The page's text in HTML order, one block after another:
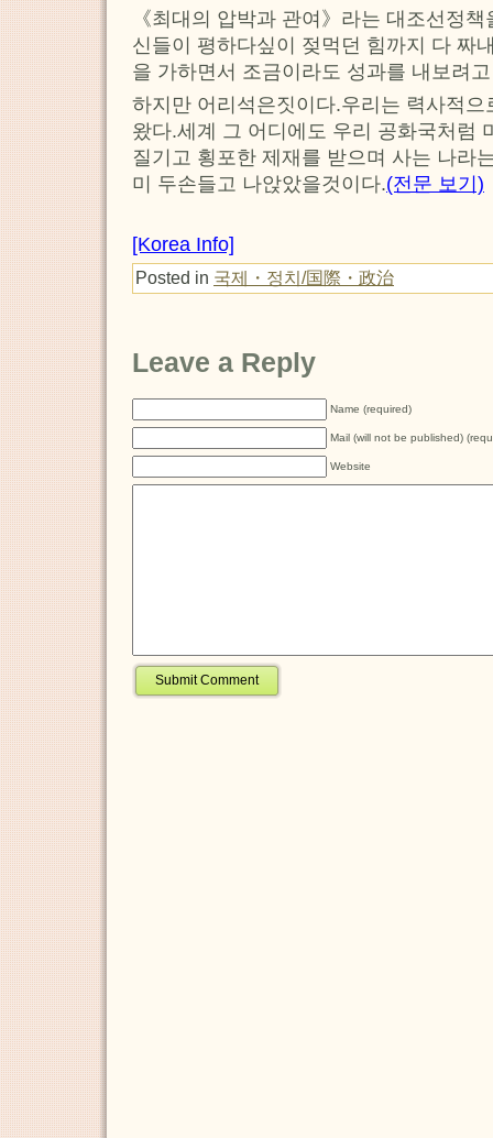
《최대의 압박과 관여》라는 대조선정
신들이 평하다싶이 젖먹던 힘까지 다 짜
을 가하면서 조금이라도 성과를 내보려
하지만 어리석은짓이다.우리는 력사적
왔다.세계 그 어디에도 우리 공화국처럼
질기고 횡포한 제재를 받으며 사는 나라
미 두손들고 나앉았을것이다.(전문 보기)
[Korea Info]
Posted in 국제・정치/国際・政治
Leave a Reply
Name (required)
Mail (will not be published)
Website